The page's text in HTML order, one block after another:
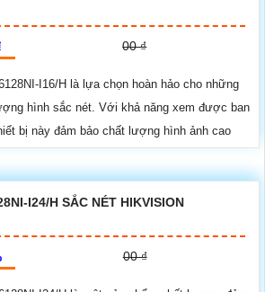
00 ₫
I16/H là lựa chọn hoàn hảo cho những
hình sắc nét. Với khả năng xem được ban
bị này đảm bảo chất lượng hình ảnh cao
I24/H SẮC NÉT HIKVISION
00 ₫